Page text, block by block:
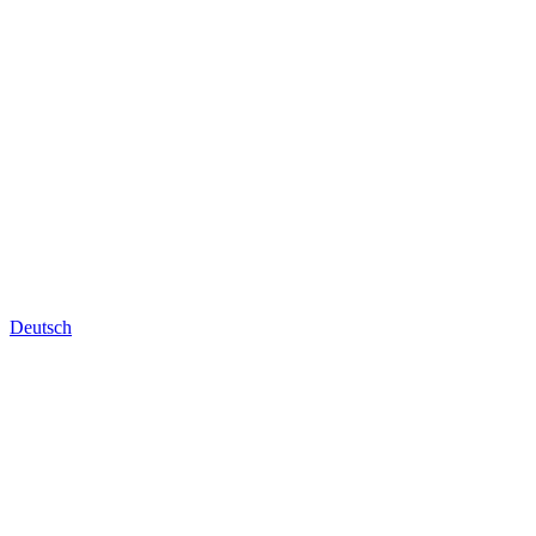
Deutsch